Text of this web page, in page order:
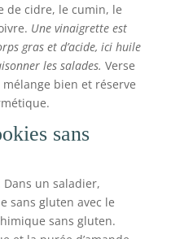
de cidre, le cumin, le
Une vinaigrette est
gras et d’acide, ici huile
les salades. Verse
bien et réserve
sans
Dans un saladier,
sans gluten avec le
sans gluten.